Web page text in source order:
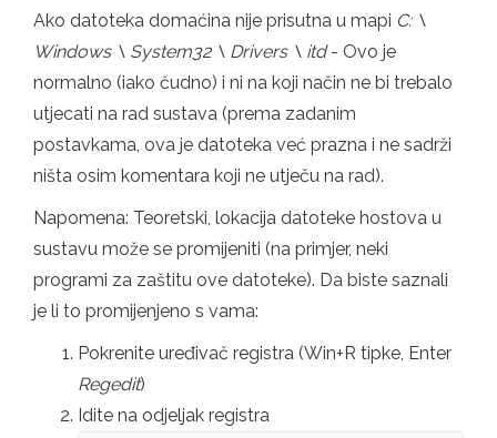
Ako datoteka domaćina nije prisutna u mapi C: \
Windows \ System32 \ Drivers \ itd- Ovo je
normalno (iako čudno) i ni na koji način ne bi trebalo
utjecati na rad sustava (prema zadanim
postavkama, ova je datoteka već prazna i ne sadrži
ništa osim komentara koji ne utječu na rad).
Napomena: Teoretski, lokacija datoteke hostova u
sustavu može se promijeniti (na primjer, neki
programi za zaštitu ove datoteke). Da biste saznali
je li to promijenjeno s vama:
Pokrenite uređivač registra (Win+R tipke, Enter
Regedit)
Idite na odjeljak registra